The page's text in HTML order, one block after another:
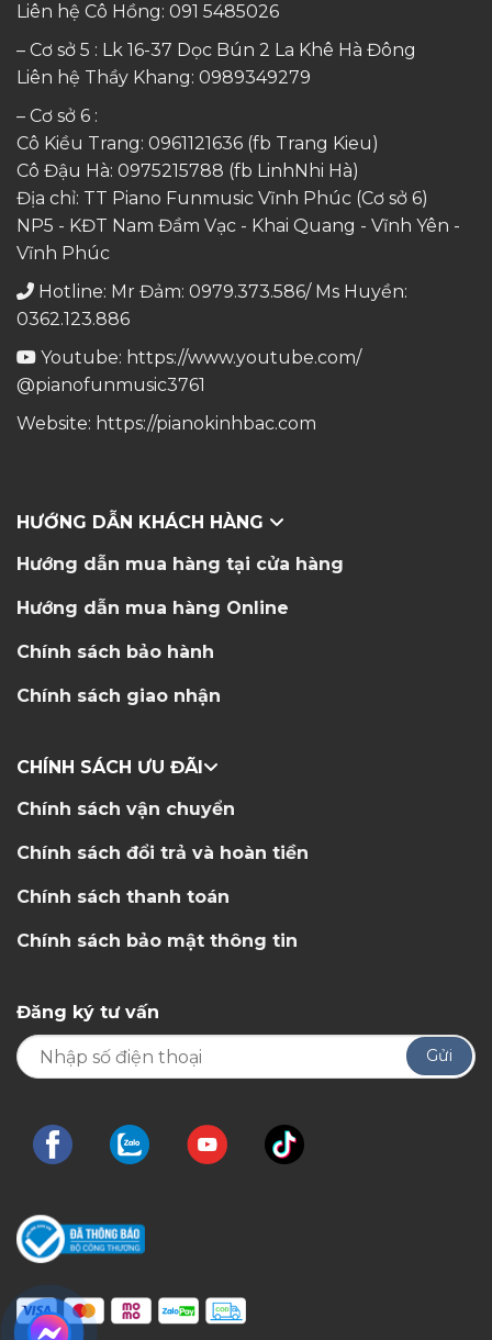
Liên hệ Cô Hồng: 091 5485026
– Cơ sở 5 : Lk 16-37 Dọc Bún 2 La Khê Hà Đông
Liên hệ Thầy Khang: 0989349279
– Cơ sở 6 :
Cô Kiều Trang: 0961121636 (fb Trang Kieu)
Cô Đậu Hà: 0975215788 (fb LinhNhi Hà)
Địa chỉ: TT Piano Funmusic Vĩnh Phúc (Cơ sở 6)
NP5 - KĐT Nam Đầm Vạc - Khai Quang - Vĩnh Yên -
Vĩnh Phúc
Hotline: Mr Đảm: 0979.373.586/ Ms Huyền:
0362.123.886
Youtube: https://www.youtube.com/
@pianofunmusic3761
Website: https://pianokinhbac.com
HƯỚNG DẪN KHÁCH HÀNG
Hướng dẫn mua hàng tại cửa hàng
Hướng dẫn mua hàng Online
Chính sách bảo hành
Chính sách giao nhận
CHÍNH SÁCH ƯU ĐÃI
Chính sách vận chuyển
Chính sách đổi trả và hoàn tiền
Chính sách thanh toán
Chính sách bảo mật thông tin
Đăng ký tư vấn